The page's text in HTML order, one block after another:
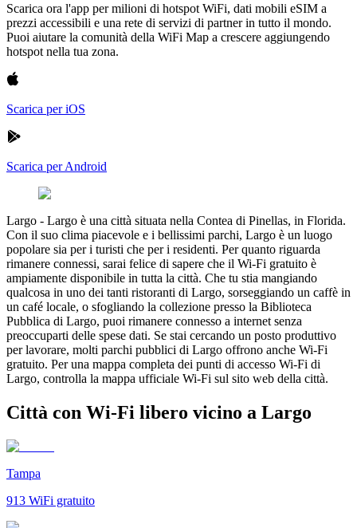
Scarica ora l'app per milioni di hotspot WiFi, dati mobili eSIM a
prezzi accessibili e una rete di servizi di partner in tutto il mondo.
Puoi aiutare la comunità della WiFi Map a crescere aggiungendo
hotspot nella tua zona.
Scarica per iOS
Scarica per Android
Largo - Largo è una città situata nella Contea di Pinellas, in Florida.
Con il suo clima piacevole e i bellissimi parchi, Largo è un luogo
popolare sia per i turisti che per i residenti. Per quanto riguarda
rimanere connessi, sarai felice di sapere che il Wi-Fi gratuito è
ampiamente disponibile in tutta la città. Che tu stia mangiando
qualcosa in uno dei tanti ristoranti di Largo, sorseggiando un caffè in
un café locale, o sfogliando la collezione presso la Biblioteca
Pubblica di Largo, puoi rimanere connesso a internet senza
preoccuparti delle spese dati. Se stai cercando un posto produttivo
per lavorare, molti parchi pubblici di Largo offrono anche Wi-Fi
gratuito. Per una mappa completa dei punti di accesso Wi-Fi di
Largo, controlla la mappa ufficiale Wi-Fi sul sito web della città.
Città con Wi-Fi libero vicino a Largo
Tampa
913 WiFi gratuito